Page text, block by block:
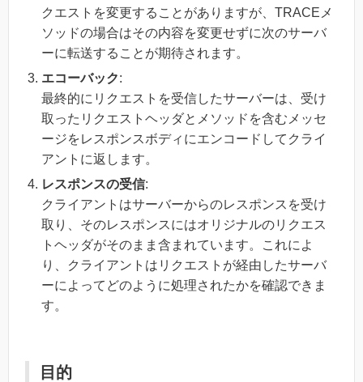
クエストを変更することがありますが、TRACEメ
ソッドの場合はその内容を変更せずに次のサーバ
ーに転送することが期待されます。
エコーバック:
最終的にリクエストを受信したサーバーは、受け
取ったリクエストヘッダとメソッドを含むメッセ
ージをレスポンスボディにエンコードしてクライ
アントに返します。
レスポンスの受信:
クライアントはサーバーからのレスポンスを受け
取り、そのレスポンスにはオリジナルのリクエス
トヘッダがそのまま含まれています。これによ
り、クライアントはリクエストが経由したサーバ
ーによってどのように処理されたかを確認できま
す。
目的